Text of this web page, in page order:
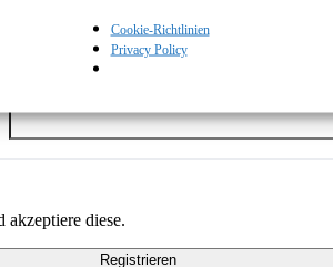
Cookie-Richtlinien
Privacy Policy
*
14Ziffern
akzeptiere diese.